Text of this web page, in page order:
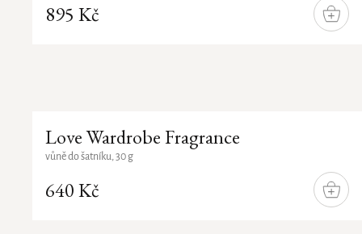
895 Kč
DO
Love Wardrobe Fragrance
640 Kč
DO
vůně do šatníku, 30 g